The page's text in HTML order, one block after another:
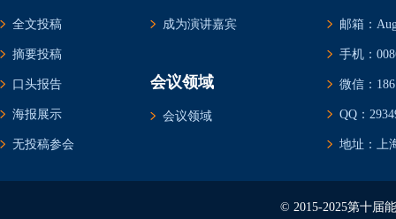
全文投稿
摘要投稿
口头报告
海报展示
无投稿参会
成为演讲嘉宾
会议领域
会议领域
邮箱：
手机：
微信：
QQ：
地址：上
© 2015-2025第十届